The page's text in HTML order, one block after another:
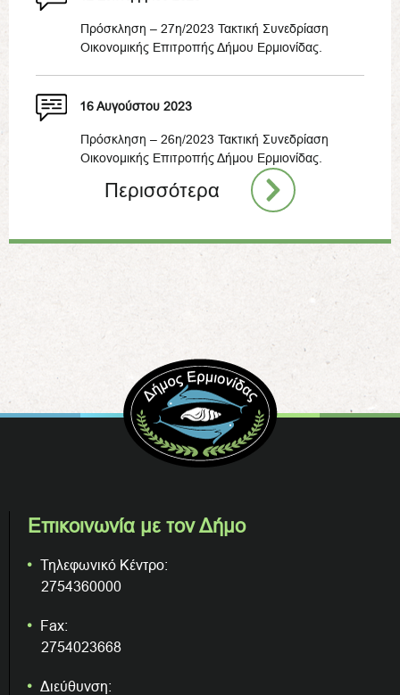
Πρόσκληση – 27η/2023 Τακτική Συνεδρίαση
Οικονομικής Επιτροπής Δήμου Ερμιονίδας.
16 Αυγούστου 2023
Πρόσκληση – 26η/2023 Τακτική Συνεδρίαση
Οικονομικής Επιτροπής Δήμου Ερμιονίδας.
Περισσότερα
Επικοινωνία με τον Δήμο
Τηλεφωνικό Κέντρο:
2754360000
Fax:
2754023668
Διεύθυνση: